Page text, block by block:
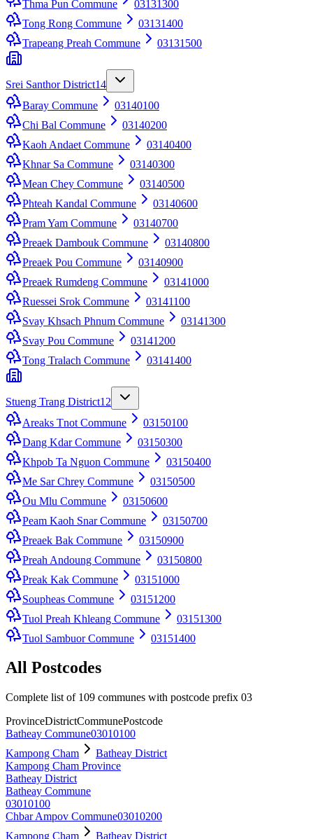
Thma Pun Commune
03131300
Tong Rong Commune
03131400
Trapeang Preah Commune
03131500
Srei Santhor District14
Baray Commune
03140100
Chi Bal Commune
03140200
Kaoh Andaet Commune
03140400
Khnar Sa Commune
03140300
Mean Chey Commune
03140500
Phteah Kandal Commune
03140600
Pram Yam Commune
03140700
Preaek Dambouk Commune
03140800
Preaek Pou Commune
03140900
Preaek Rumdeng Commune
03141000
Ruessei Srok Commune
03141100
Svay Khsach Phnum Commune
03141300
Svay Pou Commune
03141200
Tong Tralach Commune
03141400
Stueng Trang District12
Areaks Tnot Commune
03150100
Dang Kdar Commune
03150300
Khpob Ta Nguon Commune
03150400
Me Sar Chrey Commune
03150500
Ou Mlu Commune
03150600
Peam Kaoh Snar Commune
03150700
Preaek Bak Commune
03150900
Preah Andoung Commune
03150800
Preak Kak Commune
03151000
Soupheas Commune
03151200
Tuol Preah Khleang Commune
03151300
Tuol Sambuor Commune
03151400
All Postcodes
Complete list of 109 communes with postcode prefix 03
ProvinceDistrictCommunePostcode
Batheay Commune03010100
Kampong Cham
Batheay District
Kampong Cham Province
Batheay District
Batheay Commune
03010100
Chbar Ampov Commune03010200
Kampong Cham
Batheay District